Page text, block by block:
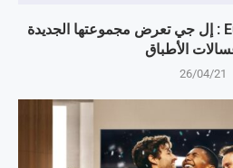
معرض EuroCucina 2026 : إل جي تعرض مجموعتها الجديدة
الأطباق
26/04/21